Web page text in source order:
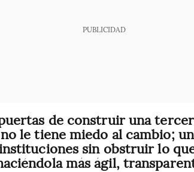
PUBLICIDAD
de construir una
le tiene miedo al cambio;
sin obstruir lo
más ágil,